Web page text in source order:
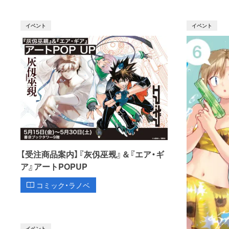
イベント
【受注商品案内】『灰仭巫覡』＆『エア・ギ
ア』アートPOPUP
コミック・ラノベ
イベント